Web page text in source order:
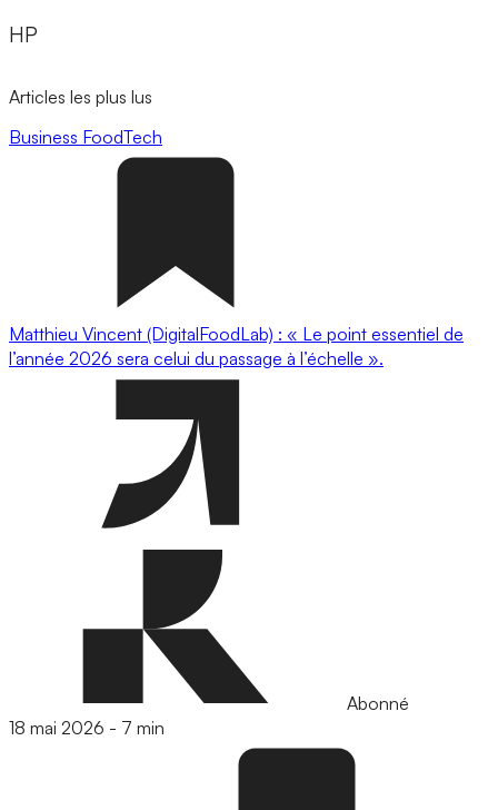
HP
Articles les plus lus
Business FoodTech
Matthieu Vincent (DigitalFoodLab) : « Le point essentiel de
l’année 2026 sera celui du passage à l’échelle ».
Abonné
18 mai 2026 - 7 min